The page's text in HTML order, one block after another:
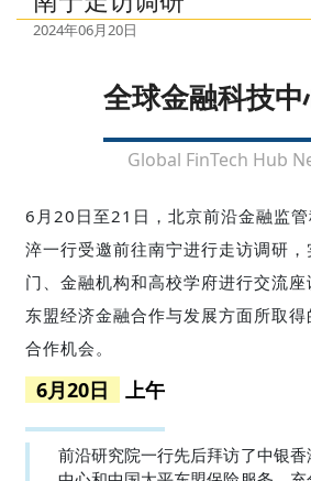
2024年06月20日
全球金融科技
Global FinTech Hub
6月20日至21日，北京前沿金融监
淬一行受邀前往南宁进行走访调研
门、金融机构和高校学府进行交流
东盟经济金融合作与发展方面所取
合作机会。
6月20日 上午
前沿研究院一行先后拜访了中银